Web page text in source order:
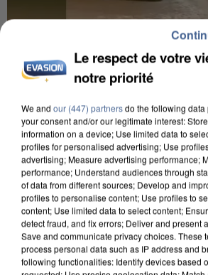
UNE TOURISTE DE L’OISE
COULÉE DE BOUE EN HAUTE-
Le respect de votre
notre priorité
We and our (447) partnersdo the following
your consent and/or our legitimate interest:
information on a device; Use limited data to
profiles for personalised advertising; Use
advertising; Measure advertising performance;
performance; Understand audiences through
of data from different sources; Develop and
profiles to personalise content; Use profiles to
content; Use limited data to select content;
detect fraud, and fix errors; Deliver and present
Save and communicate privacy choices. These
process personal data such as IP address and
following functionalities: Identify devices based